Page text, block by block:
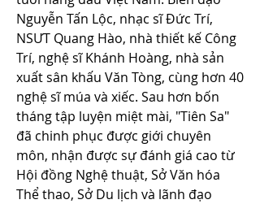
Nguyễn Tấn Lộc, nhạc sĩ Đức Trí,
NSƯT Quang Hào, nhà thiết kế Công
Trí, nghệ sĩ Khánh Hoàng, nhà sản
xuất sân khấu Văn Tòng, cùng hơn 40
nghệ sĩ múa và xiếc. Sau hơn bốn
tháng tập luyện miệt mài, "Tiên Sa"
đã chinh phục được giới chuyên
môn, nhận được sự đánh giá cao từ
Hội đồng Nghệ thuật, Sở Văn hóa
Thể thao, Sở Du lịch và lãnh đạo